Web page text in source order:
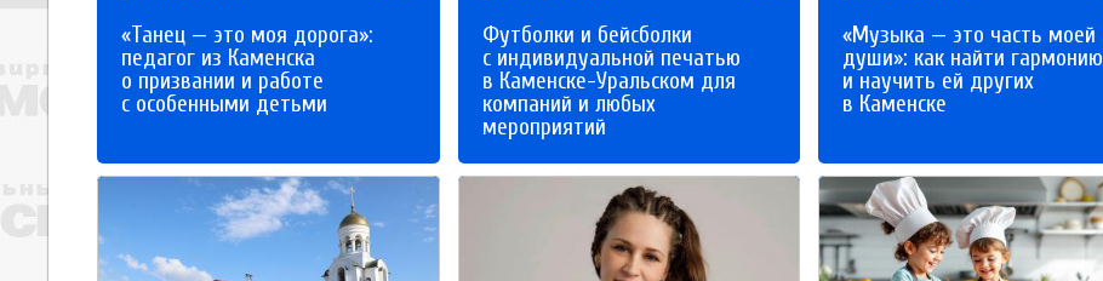
«Танец — это моя дорога»:
педагог из Каменска
о призвании и работе
с особенными детьми
Футболки и бейсболки
с индивидуальной печатью
в Каменске-Уральском для
компаний и любых
мероприятий
«Музыка — это часть моей
души»: как найти гармонию
и научить ей других
в Каменске